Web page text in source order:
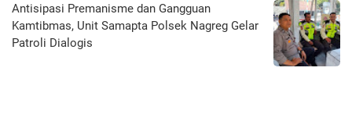
Antisipasi Premanisme dan Gangguan
Kamtibmas, Unit Samapta Polsek Nagreg Gelar
Patroli Dialogis